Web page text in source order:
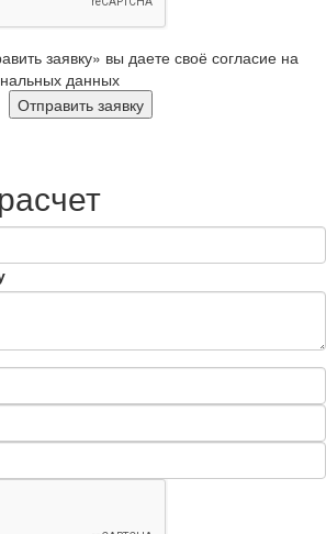
заявку» вы даете своё согласие на
данных
Отправить заявку